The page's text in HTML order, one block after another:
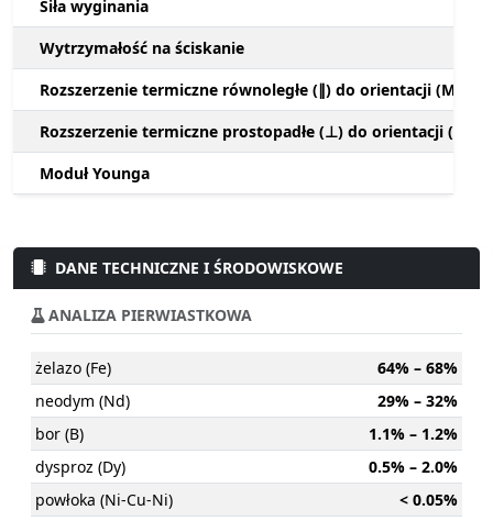
Siła wyginania
Wytrzymałość na ściskanie
Rozszerzenie termiczne równoległe (∥) do orientacji (M)
Rozszerzenie termiczne prostopadłe (⊥) do orientacji (M)
Moduł Younga
DANE TECHNICZNE I ŚRODOWISKOWE
ANALIZA PIERWIASTKOWA
żelazo (Fe)
64% – 68%
neodym (Nd)
29% – 32%
bor (B)
1.1% – 1.2%
dysproz (Dy)
0.5% – 2.0%
powłoka (Ni-Cu-Ni)
< 0.05%